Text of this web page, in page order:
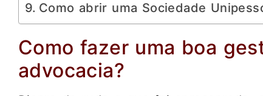
Como abrir uma Sociedade
Como fazer uma boa
advocacia?